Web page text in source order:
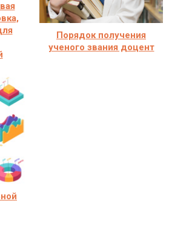
Порядок получения
ученого звания доцент